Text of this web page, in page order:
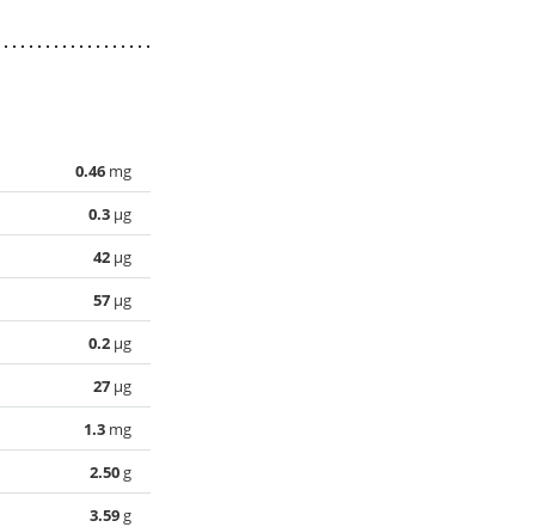
0.46 mg
0.3 µg
42 µg
57 µg
0.2 µg
27 µg
1.3 mg
2.50g
3.59g